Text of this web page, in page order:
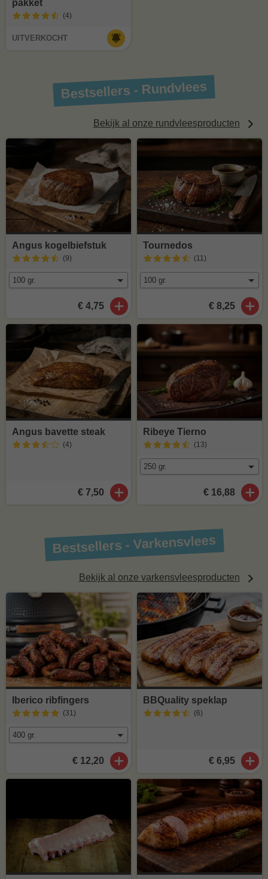
pakket
(4)
UITVERKOCHT
Bestsellers - Rundvlees
Bekijk al onze rundvleesproducten
Angus kogelbiefstuk
(9)
€ 4,75
Tournedos
(11)
€ 8,25
Angus bavette steak
(4)
€ 7,50
Ribeye Tierno
(13)
€ 16,88
Bestsellers - Varkensvlees
Bekijk al onze varkensvleesproducten
Iberico ribfingers
(31 )
€ 12,20
BBQuality speklap
(6)
€ 6,95